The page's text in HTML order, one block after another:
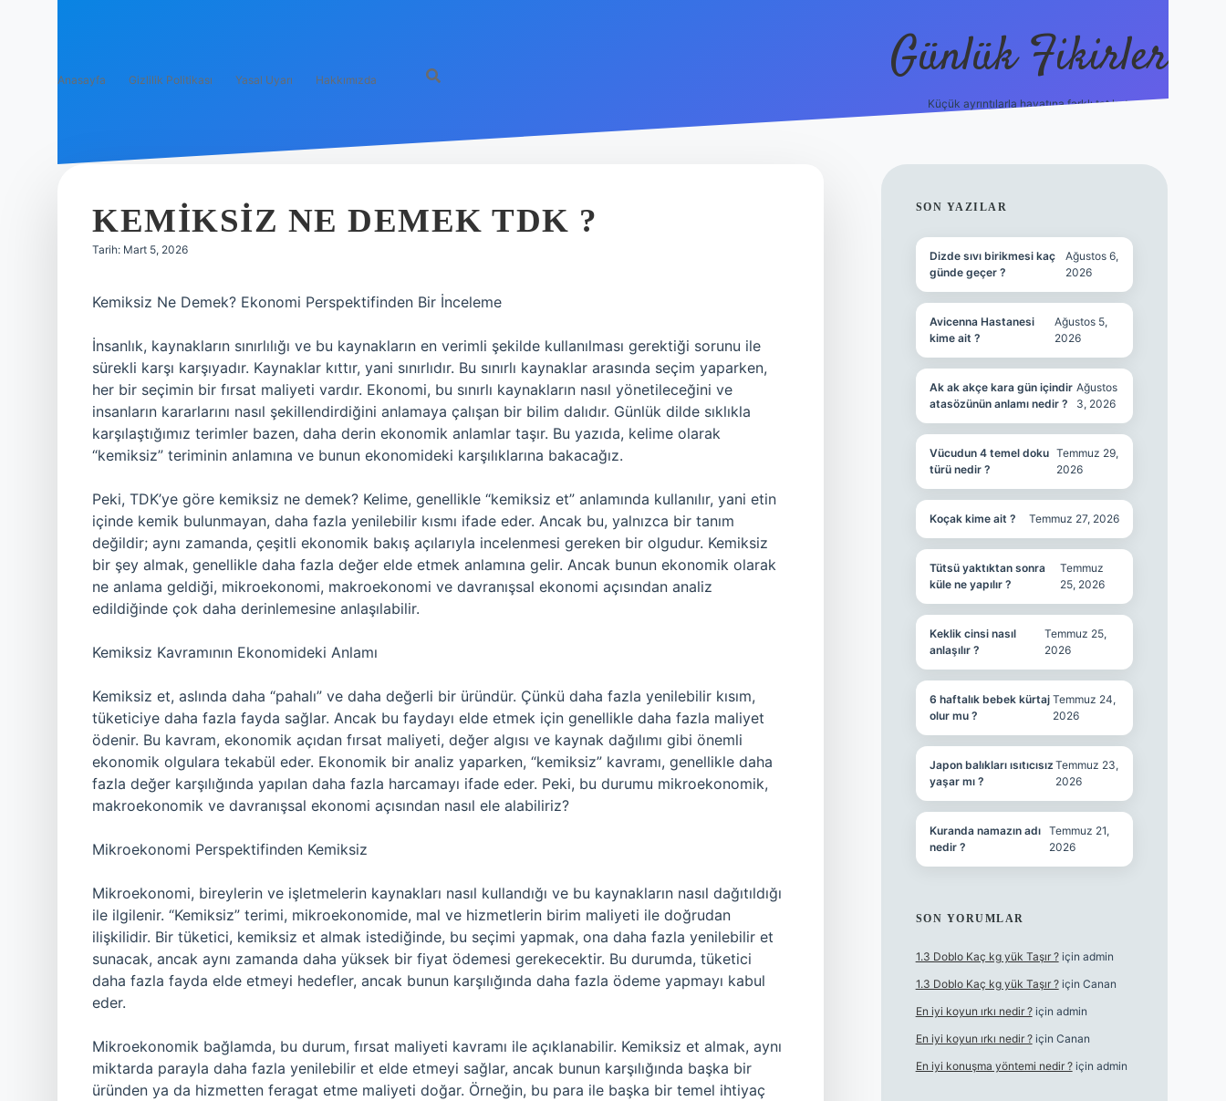
Anasayfa Gizlilik Politikası Yasal Uyarı Hakkımızda Günlük Fikirler
Küçük ayrıntılarla hayatına farklı tat kat.
KEMIKSIZ NE DEMEK TDK ?
Tarih: Mart 5, 2026
Kemiksiz Ne Demek? Ekonomi Perspektifinden Bir İnceleme
İnsanlık, kaynakların sınırlılığı ve bu kaynakların en verimli şekilde kullanılması gerektiği sorunu ile
sürekli karşı karşıyadır. Kaynaklar kıttır, yani sınırlıdır. Bu sınırlı kaynaklar arasında seçim yaparken,
her bir seçimin bir fırsat maliyeti vardır. Ekonomi, bu sınırlı kaynakların nasıl yönetileceğini ve
insanların kararlarını nasıl şekillendirdiğini anlamaya çalışan bir bilim dalıdır. Günlük dilde sıklıkla
karşılaştığımız terimler bazen, daha derin ekonomik anlamlar taşır. Bu yazıda, kelime olarak
“kemiksiz” teriminin anlamına ve bunun ekonomideki karşılıklarına bakacağız.
Peki, TDK’ye göre kemiksiz ne demek? Kelime, genellikle “kemiksiz et” anlamında kullanılır, yani etin
içinde kemik bulunmayan, daha fazla yenilebilir kısmı ifade eder. Ancak bu, yalnızca bir tanım
değildir; aynı zamanda, çeşitli ekonomik bakış açılarıyla incelenmesi gereken bir olgudur. Kemiksiz
bir şey almak, genellikle daha fazla değer elde etmek anlamına gelir. Ancak bunun ekonomik olarak
ne anlama geldiği, mikroekonomi, makroekonomi ve davranışsal ekonomi açısından analiz
edildiğinde çok daha derinlemesine anlaşılabilir.
Kemiksiz Kavramının Ekonomideki Anlamı
Kemiksiz et, aslında daha “pahalı” ve daha değerli bir üründür. Çünkü daha fazla yenilebilir kısım,
tüketiciye daha fazla fayda sağlar. Ancak bu faydayı elde etmek için genellikle daha fazla maliyet
ödenir. Bu kavram, ekonomik açıdan fırsat maliyeti, değer algısı ve kaynak dağılımı gibi önemli
ekonomik olgulara tekabül eder. Ekonomik bir analiz yaparken, “kemiksiz” kavramı, genellikle daha
fazla değer karşılığında yapılan daha fazla harcamayı ifade eder. Peki, bu durumu mikroekonomik,
makroekonomik ve davranışsal ekonomi açısından nasıl ele alabiliriz?
Mikroekonomi Perspektifinden Kemiksiz
Mikroekonomi, bireylerin ve işletmelerin kaynakları nasıl kullandığı ve bu kaynakların nasıl dağıtıldığı
ile ilgilenir. “Kemiksiz” terimi, mikroekonomide, mal ve hizmetlerin birim maliyeti ile doğrudan
ilişkilidir. Bir tüketici, kemiksiz et almak istediğinde, bu seçimi yapmak, ona daha fazla yenilebilir et
sunacak, ancak aynı zamanda daha yüksek bir fiyat ödemesi gerekecektir. Bu durumda, tüketici
daha fazla fayda elde etmeyi hedefler, ancak bunun karşılığında daha fazla ödeme yapmayı kabul
eder.
Mikroekonomik bağlamda, bu durum, fırsat maliyeti kavramı ile açıklanabilir. Kemiksiz et almak, aynı
miktarda parayla daha fazla yenilebilir et elde etmeyi sağlar, ancak bunun karşılığında başka bir
üründen ya da hizmetten feragat etme maliyeti doğar. Örneğin, bu para ile başka bir temel ihtiyaç
SIDEBAR
SON YAZILAR
Dizde sıvı birikmesi kaç
günde geçer ?
Ağustos 6,
2026
Avicenna Hastanesi
kime ait ?
Ağustos 5,
2026
Ak ak akçe kara gün içindir
atasözünün anlamı nedir ?
Ağustos
3, 2026
Vücudun 4 temel doku
türü nedir ?
Temmuz 29,
2026
Koçak kime ait ? Temmuz 27, 2026
Tütsü yaktıktan sonra
küle ne yapılır ?
Temmuz
25, 2026
Keklik cinsi nasıl
anlaşılır ?
Temmuz 25,
2026
6 haftalık bebek kürtaj
olur mu ?
Temmuz 24,
2026
Japon balıkları ısıtıcısız
yaşar mı ?
Temmuz 23,
2026
Kuranda namazın adı
nedir ?
Temmuz 21,
2026
SON YORUMLAR
1.3 Doblo Kaç kg yük Taşır ?için admin
1.3 Doblo Kaç kg yük Taşır ?için Canan
En iyi koyun ırkı nedir ?için admin
En iyi koyun ırkı nedir ?için Canan
En iyi konuşma yöntemi nedir ?için admin
ilbet yeni giriş